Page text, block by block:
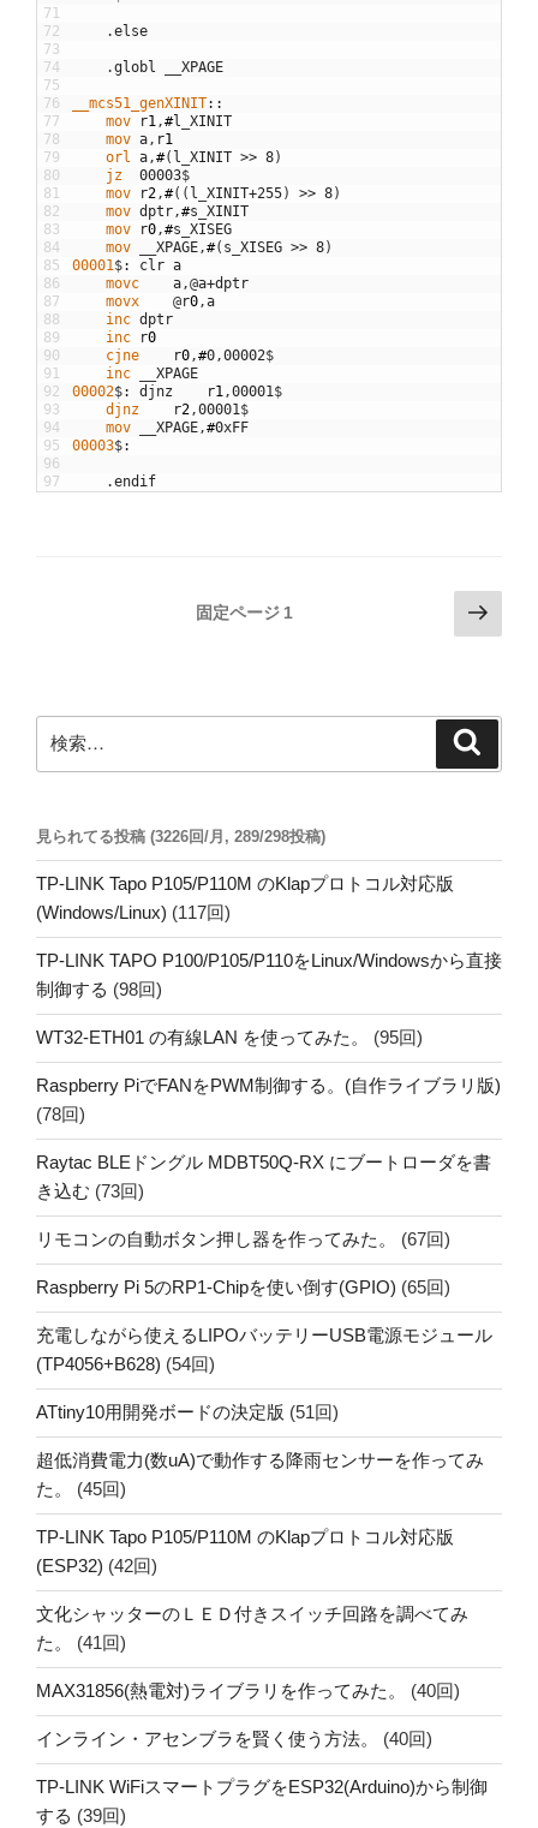
71
72
73
74
75
76
77
78
79
80
81
82
83
84
85
86
87
88
89
90
91
92
93
94
95
96
97
.else
.globl XPAGE
__mcs51_genXINIT::
	mov
r1,#l XINIT
	mov
a, r1
	orl
a,#( l XINIT >> 8)
	jz
00003$
	mov
r2,#( ( l XINIT+255) >> 8)
	mov
dptr,#s XINIT
	mov
r0,#s XISEG
	mov
XPAGE,#( s XISEG >> 8)
00001$: clr a
	movc
a,@a+dptr
	movx
@r0,a
	inc
dptr
	inc
r0
	cjne
r0,#0,00002$
	inc
XPAGE
00002$: djnz r1,00001$
	djnz
r2,00001$
	mov
XPAGE,#0xFF
00003$:
.endif
ー
ジ
り
固定ページ 1
次
の
ジ
索:
見られてる投稿 (3226回/月, 289/298投稿)
TP-LINK Tapo P105/P110M のKlapプロトコル対応版
(Windows/Linux) (117回)
TP-LINK TAPO P100/P105/P110をLinux/Windowsから直接
制御する (98回)
WT32-ETH01 の有線LAN を使ってみた。 (95回)
Raspberry PiでFANをPWM制御する。(自作ライブラリ版)
(78回)
Raytac BLEドングル MDBT50Q-RX にブートローダを書
き込む (73回)
リモコンの自動ボタン押し器を作ってみた。 (67回)
Raspberry Pi 5のRP1-Chipを使い倒す(GPIO) (65回)
充電しながら使えるLIPOバッテリーUSB電源モジュール
(TP4056+B628) (54回)
ATtiny10用開発ボードの決定版 (51回)
超低消費電力(数uA)で動作する降雨センサーを作ってみ
た。
(45回)
TP-LINK Tapo P105/P110M のKlapプロトコル対応版
(ESP32) (42回)
文化シャッターのＬＥＤ付きスイッチ回路を調べてみ
た。
(41回)
MAX31856(熱電対)ライブラリを作ってみた。 (40回)
インライン・アセンブラを賢く使う方法。 (40回)
TP-LINK WiFiスマートプラグをESP32(Arduino)から制御
する (39回)